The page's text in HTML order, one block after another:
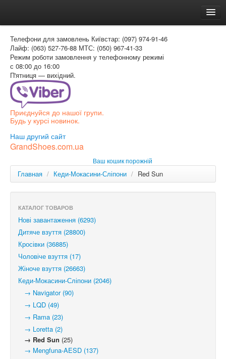
Доставка и оплата
Как заказать
Контакти
Таблиця розмірів
Вхід для покупця
РОС
Телефони для замовлень Київстар: (097) 974-91-46
Лайф: (063) 527-76-88 МТС: (050) 967-41-33
Режим роботи замовлення у телефонному режимі
с 08:00 до 16:00
П'ятниця — вихідний.
Приєднуйся до нашої групи.
Будь у курсі новинок.
Наш другий сайт
GrandShoes.com.ua
Ваш кошик порожній
Главная / Кеди-Мокасини-Сліпони / Red Sun
КАТАЛОГ ТОВАРОВ
Нові завантаження (6293)
Дитяче взуття (28800)
Кросівки (36885)
Чоловіче взуття (17)
Жіноче взуття (26663)
Кеди-Мокасини-Сліпони (2046)
→ Navigator (90)
→ LQD (49)
→ Rama (23)
→ Loretta (2)
→ Red Sun (25)
→ Mengfuna-AESD (137)